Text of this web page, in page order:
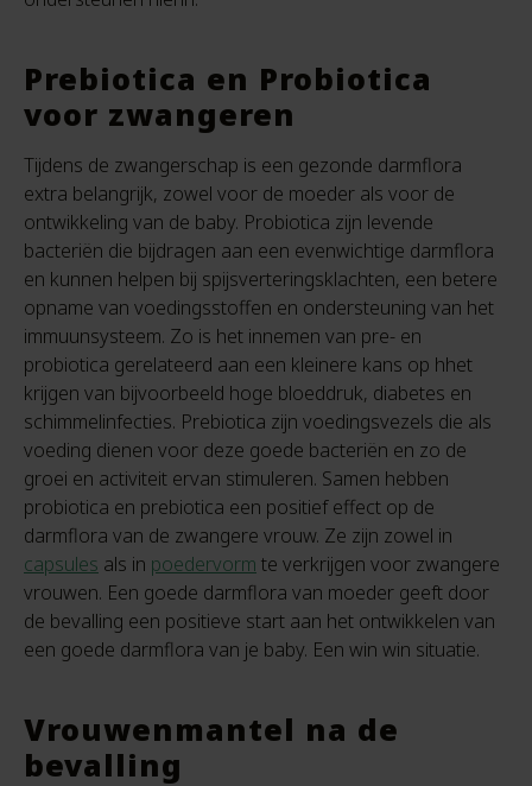
Prebiotica en Probiotica
voor zwangeren
Tijdens de zwangerschap is een gezonde darmflora
extra belangrijk, zowel voor de moeder als voor de
ontwikkeling van de baby. Probiotica zijn levende
bacteriën die bijdragen aan een evenwichtige darmflora
en kunnen helpen bij spijsverteringsklachten, een betere
opname van voedingsstoffen en ondersteuning van het
immuunsysteem. Zo is het innemen van pre- en
probiotica gerelateerd aan een kleinere kans op hhet
krijgen van bijvoorbeeld hoge bloeddruk, diabetes en
schimmelinfecties. Prebiotica zijn voedingsvezels die als
voeding dienen voor deze goede bacteriën en zo de
groei en activiteit ervan stimuleren. Samen hebben
probiotica en prebiotica een positief effect op de
darmflora van de zwangere vrouw. Ze zijn zowel in
capsules als in poedervorm te verkrijgen voor zwangere
vrouwen. Een goede darmflora van moeder geeft door
de bevalling een positieve start aan het ontwikkelen van
een goede darmflora van je baby. Een win win situatie.
Vrouwenmantel na de
bevalling